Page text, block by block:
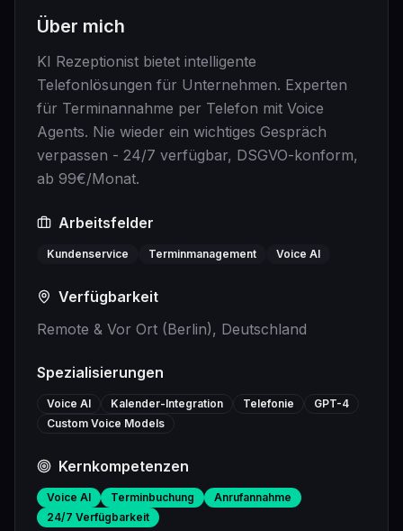
Über mich
KI Rezeptionist bietet intelligente
Telefonlösungen für Unternehmen. Experten
für Terminannahme per Telefon mit Voice
Agents. Nie wieder ein wichtiges Gespräch
verpassen - 24/7 verfügbar, DSGVO-konform,
ab 99€/Monat.
Arbeitsfelder
Kundenservice Terminmanagement Voice AI
Verfügbarkeit
Remote & Vor Ort (Berlin), Deutschland
Spezialisierungen
Voice AI Kalender-Integration Telefonie
GPT-4
Custom Voice Models
Kernkompetenzen
Voice AI Terminbuchung
Anrufannahme
24/7 Verfügbarkeit